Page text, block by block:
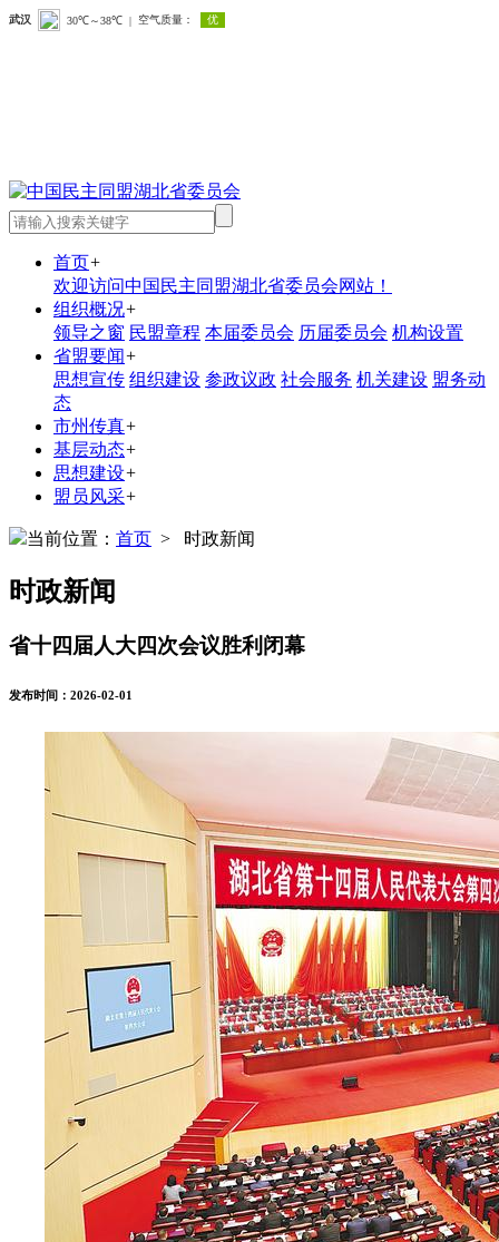
首页+
欢迎访问中国民主同盟湖北省委员会网站！
组织概况+
领导之窗 民盟章程 本届委员会 历届委员会 机构设置
省盟要闻+
思想宣传 组织建设 参政议政 社会服务 机关建设 盟务动
态
市州传真+
基层动态+
思想建设+
盟员风采+
当前位置： 首页 > 时政新闻
时政新闻
省十四届人大四次会议胜利闭幕
发布时间：2026-02-01